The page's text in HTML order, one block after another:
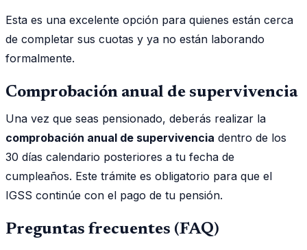
Esta es una excelente opción para quienes están cerca
de completar sus cuotas y ya no están laborando
formalmente.
Comprobación anual de supervivencia
Una vez que seas pensionado, deberás realizar la
comprobación anual de supervivencia dentro de los
30 días calendario posteriores a tu fecha de
cumpleaños. Este trámite es obligatorio para que el
IGSS continúe con el pago de tu pensión.
Preguntas frecuentes (FAQ)